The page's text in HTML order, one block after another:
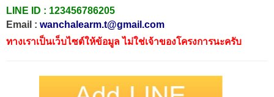
LINE ID : 123456786205
Email : wanchalearm.t@gmail.com
ทางเราเป็นเว็บไซต์ให้ข้อมูล ไม่ใช่เจ้าของโครงการนะครับ